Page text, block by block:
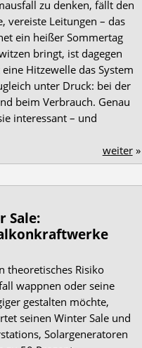
zu denken, fällt den
vereiste Leitungen – das
ein heißer Sommertag
bringt, ist dagegen
Hitzewelle das System
unter Druck: bei der
beim Verbrauch. Genau
interessant – und
weiter»
Sale:
theoretisches Risiko
wappnen oder seine
gestalten möchte,
seinen Winter Sale und
Solargeneratoren